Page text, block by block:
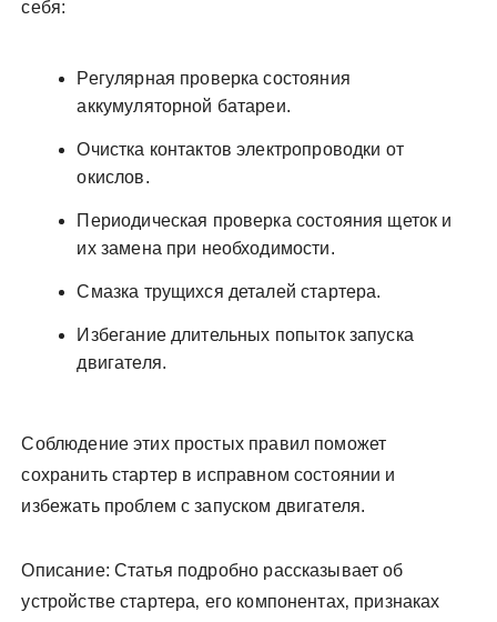
себя:
Регулярная проверка состояния
аккумуляторной батареи.
Очистка контактов электропроводки от
окислов.
Периодическая проверка состояния щеток и
их замена при необходимости.
Смазка трущихся деталей стартера.
Избегание длительных попыток запуска
двигателя.
Соблюдение этих простых правил поможет
сохранить стартер в исправном состоянии и
избежать проблем с запуском двигателя.
Описание: Статья подробно рассказывает об
устройстве стартера‚ его компонентах‚ признаках